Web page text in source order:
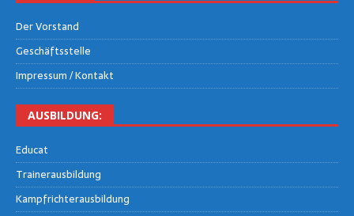
Der Vor­stand
Geschäfts­stel­le
Impres­sum / Kontakt
AUS­BIL­DUNG:
Edu­cat
Trai­ner­aus­bil­dung
Kampf­rich­ter­aus­bil­dung